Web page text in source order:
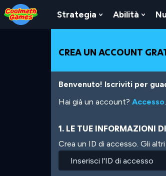
Skip
to
Top
Skip
to
Navigation
Skip
to
Main
Skip
to
Footer
Salta
al
contenuto
Strategia
Show
Submenu
Strategia
Abilità
Show
CREA UN ACCOUNT
Benvenuto! Iscriviti per
Hai già un account? Accesso.
1. LE TUE INFORMAZIONI
Crea un ID di accesso. Gli